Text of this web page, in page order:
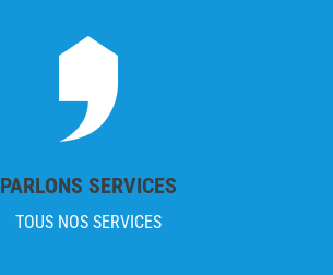
PARLONS SERVICES
TOUS NOS SERVICES